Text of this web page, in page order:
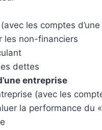
les comptes
les non-financiers
dettes
entreprise
(avec les
la performance du